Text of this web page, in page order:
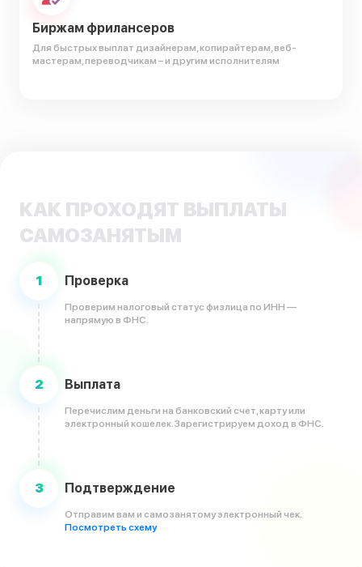
Биржам фрилансеров
Для быстрых выплат дизайнерам, копирайтерам, веб-
мастерам, переводчикам – и другим исполнителям
КАК ПРОХОДЯТ ВЫПЛАТЫ
САМОЗАНЯТЫМ
1 Проверка
Проверим налоговый статус физлица по ИНН —
напрямую в ФНС.
2 Выплата
Перечислим деньги на банковский счет, карту или
электронный кошелек. Зарегистрируем доход в ФНС.
3 Подтверждение
Отправим вам и самозанятому электронный чек.
Посмотреть схему